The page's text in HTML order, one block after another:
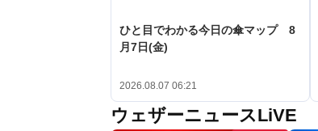
ひと目でわかる今日の傘マップ 8
月7日(金)
2026.08.07 06:21
ウェザーニュースLiVE